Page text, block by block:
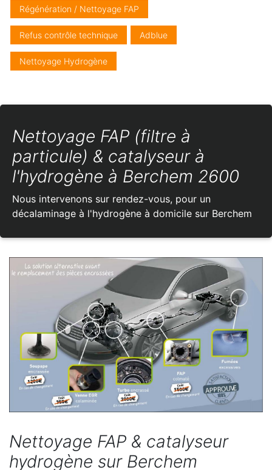
Régénération / Nettoyage FAP
Refus contrôle technique Adblue
Nettoyage Hydrogène
Nettoyage FAP (filtre à
particule) & catalyseur à
l'hydrogène à Berchem 2600
Nous intervenons sur rendez-vous, pour un
décalaminage à l'hydrogène à domicile sur Berchem
Nettoyage FAP & catalyseur
hydrogène sur Berchem